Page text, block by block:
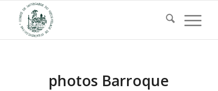
photos Barroque